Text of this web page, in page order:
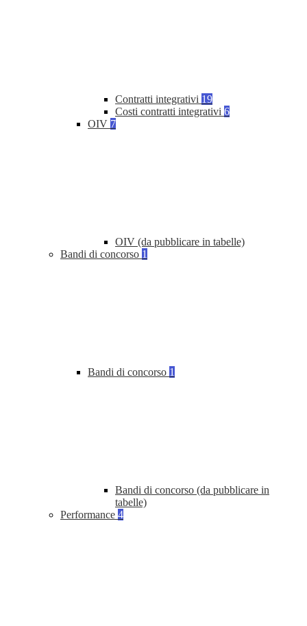
Contratti integrativi 19
Costi contratti integrativi 6
OIV 7
OIV (da pubblicare in tabelle)
Bandi di concorso 1
Bandi di concorso 1
Bandi di concorso (da pubblicare in
tabelle)
Performance 4